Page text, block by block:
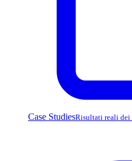
Case StudiesRisultati reali